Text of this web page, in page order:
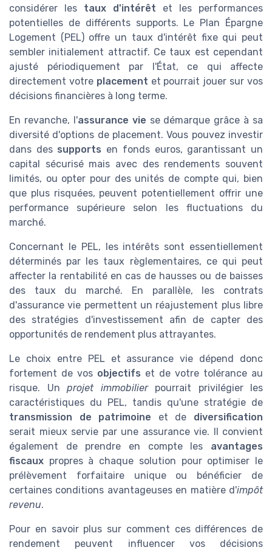
considérer les taux d'intérêt et les performances
potentielles de différents supports. Le Plan Épargne
Logement (PEL) offre un taux d'intérêt fixe qui peut
sembler initialement attractif. Ce taux est cependant
ajusté périodiquement par l'État, ce qui affecte
directement votre placement et pourrait jouer sur vos
décisions financières à long terme.
En revanche, l'assurance vie se démarque grâce à sa
diversité d'options de placement. Vous pouvez investir
dans des supports en fonds euros, garantissant un
capital sécurisé mais avec des rendements souvent
limités, ou opter pour des unités de compte qui, bien
que plus risquées, peuvent potentiellement offrir une
performance supérieure selon les fluctuations du
marché.
Concernant le PEL, les intérêts sont essentiellement
déterminés par les taux règlementaires, ce qui peut
affecter la rentabilité en cas de hausses ou de baisses
des taux du marché. En parallèle, les contrats
d'assurance vie permettent un réajustement plus libre
des stratégies d'investissement afin de capter des
opportunités de rendement plus attrayantes.
Le choix entre PEL et assurance vie dépend donc
fortement de vos objectifs et de votre tolérance au
risque. Un projet immobilierpourrait privilégier les
caractéristiques du PEL, tandis qu'une stratégie de
transmission de patrimoine et de diversification
serait mieux servie par une assurance vie. Il convient
également de prendre en compte les avantages
fiscaux propres à chaque solution pour optimiser le
prélèvement forfaitaire unique ou bénéficier de
certaines conditions avantageuses en matière d'impôt
revenu.
Pour en savoir plus sur comment ces différences de
rendement peuvent influencer vos décisions